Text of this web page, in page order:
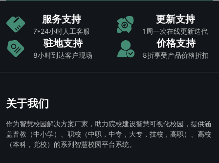
服务支持
7*24小时人工客服
更新支持
1周一次在线更新迭代
驻地支持
8小时到达客户现场
价格支持
8折享受产品价格折扣
关于我们
作为智慧校园解决方案厂家，助力院校建设智慧可视化校园，提供涵
盖普教（中小学）、职校（中职，中专，大专，技校，高职）、高校
（本科，党校）的系列智慧校园平台系统。